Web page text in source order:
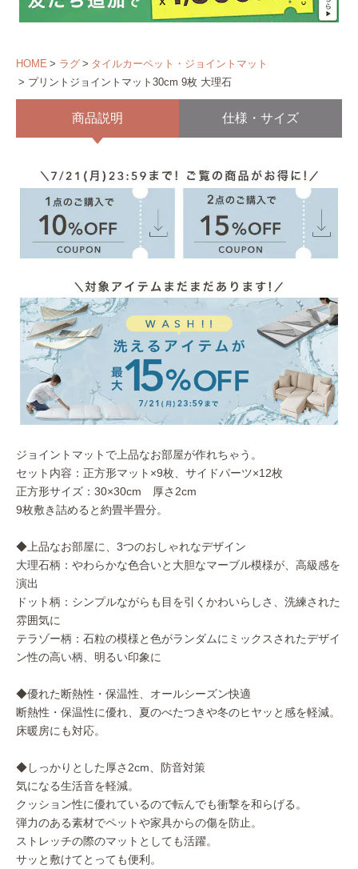
HOME ラグ
タイルカーペット・ジョイントマット
プリントジョイントマット30cm 9枚 大理石
商品説明 仕様・サイズ
ジョイントマットで上品なお部屋が作れちゃう。
セット内容：正方形マット×9枚、サイドパーツ×12枚
正方形サイズ：30×30cm 厚さ2cm
9枚敷き詰めると約畳半畳分。
◆上品なお部屋に、3つのおしゃれなデザイン
大理石柄：やわらかな色合いと大胆なマーブル模様が、高級感を
演出
ドット柄：シンプルながらも目を引くかわいらしさ、洗練された
雰囲気に
テラゾー柄：石粒の模様と色がランダムにミックスされたデザイ
ン性の高い柄、明るい印象に
◆優れた断熱性・保温性、オールシーズン快適
断熱性・保温性に優れ、夏のべたつきや冬のヒヤッと感を軽減。
床暖房にも対応。
◆しっかりとした厚さ2cm、防音対策
気になる生活音を軽減。
クッション性に優れているので転んでも衝撃を和らげる。
弾力のある素材でペットや家具からの傷を防止。
ストレッチの際のマットとしても活躍。
サッと敷けてとっても便利。